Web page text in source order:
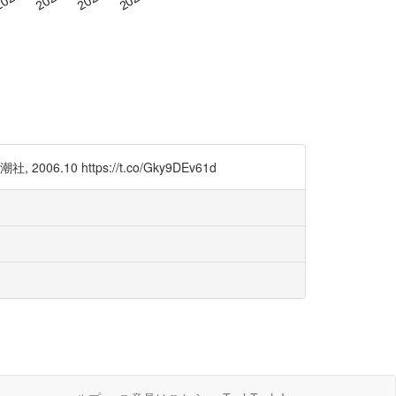
社, 2006.10 https://t.co/Gky9DEv61d